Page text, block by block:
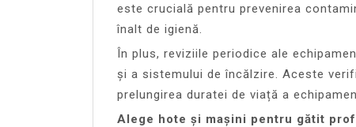
este crucială pentru prevenirea
înalt de igienă.
În plus, reviziile periodice ale
și a sistemului de încălzire. Aceste
prelungirea duratei de viață a
Alege hote și mașini pentru gătit